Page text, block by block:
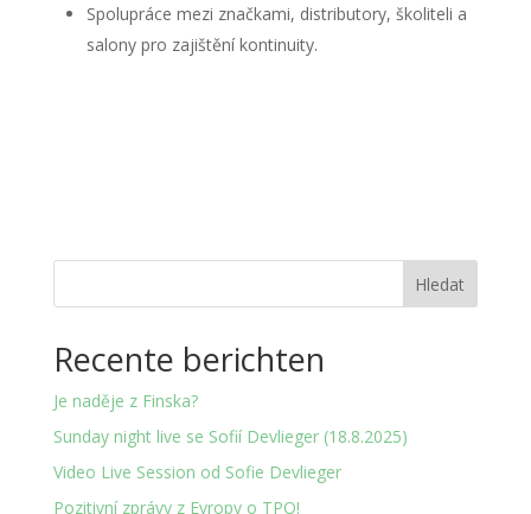
Spolupráce mezi značkami, distributory, školiteli a
salony pro zajištění kontinuity.
Hledat
Recente berichten
Je naděje z Finska?
Sunday night live se Sofií Devlieger (18.8.2025)
Video Live Session od Sofie Devlieger
Pozitivní zprávy z Evropy o TPO!